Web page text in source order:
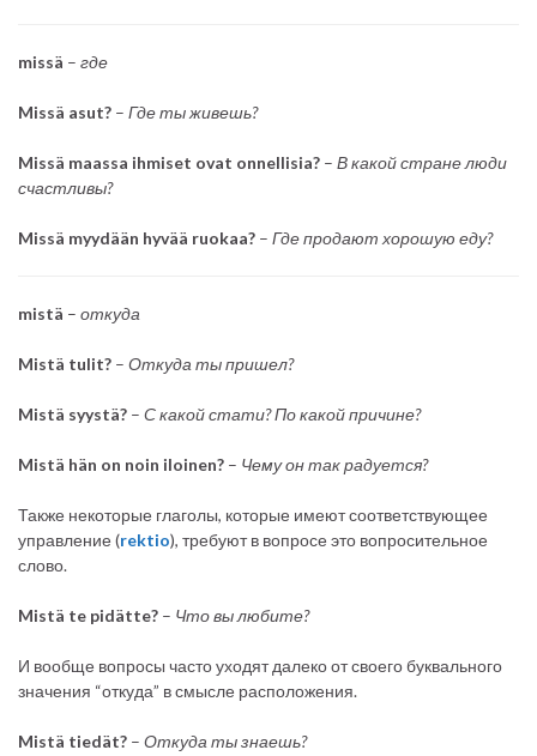
missä – где
Missä asut? – Где ты живешь?
Missä maassa ihmiset ovat onnellisia? – В какой стране люди
счастливы?
Missä myydään hyvää ruokaa? – Где продают хорошую еду?
mistä – откуда
Mistä tulit? – Откуда ты пришел?
Mistä syystä? – С какой стати? По какой причине?
Mistä hän on noin iloinen? – Чему он так радуется?
Также некоторые глаголы, которые имеют соответствующее
управление (rektio), требуют в вопросе это вопросительное
слово.
Mistä te pidätte? – Что вы любите?
И вообще вопросы часто уходят далеко от своего буквального
значения “откуда” в смысле расположения.
Mistä tiedät? – Откуда ты знаешь?